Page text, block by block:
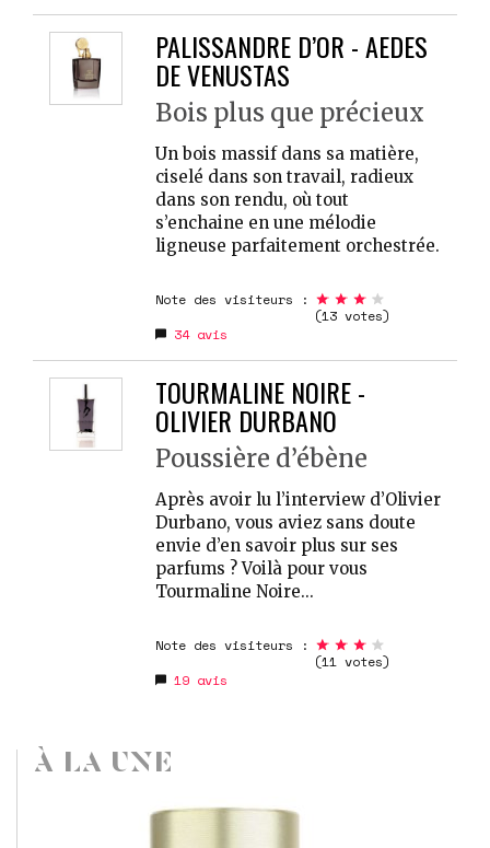
PALISSANDRE D’OR - AEDES
DE VENUSTAS
Bois plus que précieux
Un bois massif dans sa matière,
ciselé dans son travail, radieux
dans son rendu, où tout
s’enchaine en une mélodie
ligneuse parfaitement orchestrée.
Note des visiteurs :
(13 votes)
34avis
TOURMALINE NOIRE -
OLIVIER DURBANO
Poussière d’ébène
Après avoir lu l’interview d’Olivier
Durbano, vous aviez sans doute
envie d’en savoir plus sur ses
parfums ? Voilà pour vous
Tourmaline Noire...
Note des visiteurs :
(11 votes)
19 avis
À LA UNE